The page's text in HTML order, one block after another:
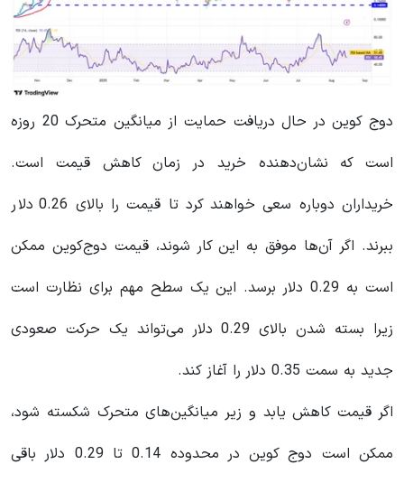
دوج کوین در حال دریافت حمایت از میانگین متحرک 20 روزه
است که نشان‌دهنده خرید در زمان کاهش قیمت است.
خریداران دوباره سعی خواهند کرد تا قیمت را بالای 0.26 دلار
ببرند. اگر آن‌ها موفق به این کار شوند، قیمت دوج‌کوین ممکن
است به 0.29 دلار برسد. این یک سطح مهم برای نظارت است
زیرا بسته شدن بالای 0.29 دلار می‌تواند یک حرکت صعودی
جدید به سمت 0.35 دلار را آغاز کند.
اگر قیمت کاهش یابد و زیر میانگین‌های متحرک شکسته شود،
ممکن است دوج کوین در محدوده 0.14 تا 0.29 دلار باقی